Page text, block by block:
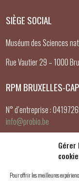
Gérer
Pour offrir les meilleures
SIÈGE SOCIAL
Muséum des Sciences
Rue Vautier 29 – 1000
RPM BRUXELLES-
N° d’entreprise :
info@probio.be